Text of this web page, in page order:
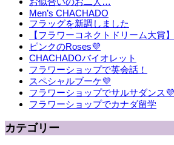
Men’s CHACHADO
フラッグを新調しました
【フラワーコネクトドリーム大賞
ピンクのRoses💜
CHACHADOバイオレット
フラワーショップで英会話！
スペシャルブーケ💜
フラワーショップでサルサダンス💜
フラワーショップでカナダ留学
カテゴリー